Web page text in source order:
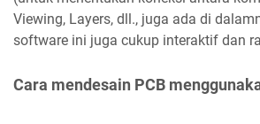
Viewing, Layers, dll., juga ada di
software ini juga cukup interaktif dan
Cara mendesain PCB